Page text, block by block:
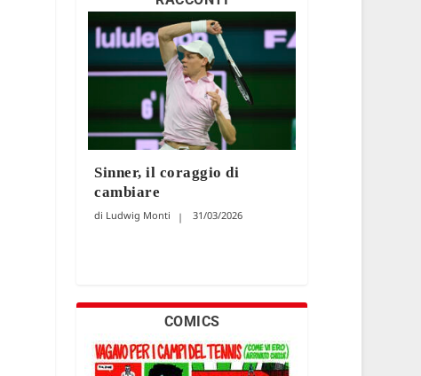
Sinner, il coraggio di
cambiare
Ludwig Monti 31/03/2026
COMICS